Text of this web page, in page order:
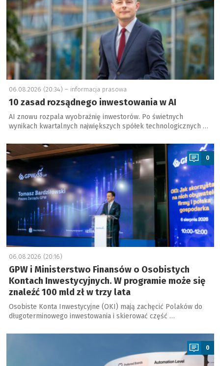
06.08.2026 (20:34) – informacja prasowa
10 zasad rozsądnego inwestowania w AI
AI znowu rozpala wyobraźnię inwestorów. Po świetnych
wynikach kwartalnych największych spółek technologicznych …
a
0
06.08.2026 (20:16)
GPW i Ministerstwo Finansów o Osobistych
Kontach Inwestycyjnych. W programie może się
znaleźć 100 mld zł w trzy lata
Osobiste Konta Inwestycyjne (OKI) mają zachęcić Polaków do
długoterminowego inwestowania i skierować część …
a
0